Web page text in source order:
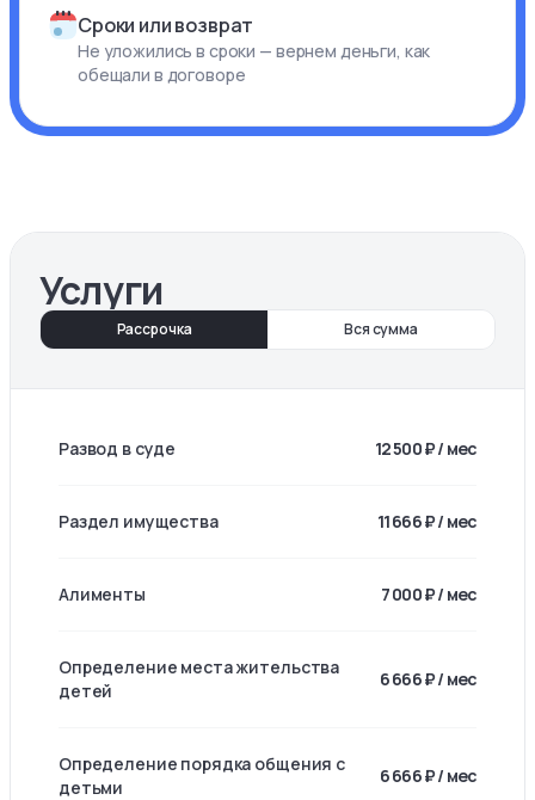
Сроки или возврат
Не уложились в сроки — вернем деньги, как
обещали в договоре
Услуги
Рассрочка Вся сумма
Развод в суде 12 500 ₽ / мес
Раздел имущества 11 666 ₽ / мес
Алименты 7 000 ₽ / мес
Определение места жительства
детей
6 666 ₽ / мес
Определение порядка общения с
детьми
6 666 ₽ / мес